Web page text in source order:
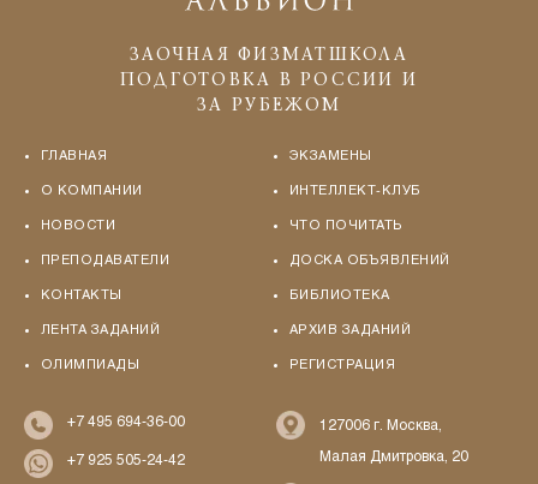
ЗАОЧНАЯ ФИЗМАТШКОЛА
ПОДГОТОВКА В РОССИИ И
ЗА РУБЕЖОМ
ГЛАВНАЯ
О КОМПАНИИ
НОВОСТИ
ПРЕПОДАВАТЕЛИ
КОНТАКТЫ
ЛЕНТА ЗАДАНИЙ
ОЛИМПИАДЫ
ЭКЗАМЕНЫ
ИНТЕЛЛЕКТ-КЛУБ
ЧТО ПОЧИТАТЬ
ДОСКА ОБЪЯВЛЕНИЙ
БИБЛИОТЕКА
АРХИВ ЗАДАНИЙ
РЕГИСТРАЦИЯ
+7 495 694-36-00
+7 925 505-24-42
127006 г. Москва,
Малая Дмитровка, 20